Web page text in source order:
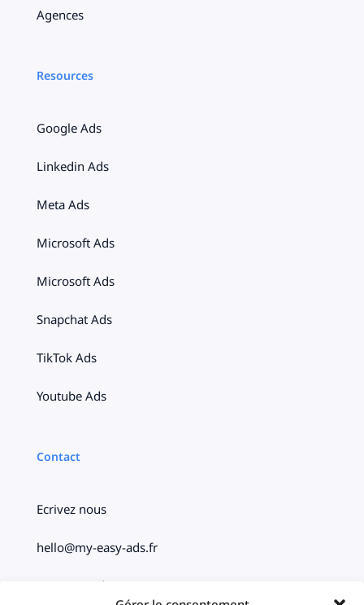
Agences
Resources
Google Ads
Linkedin Ads
Meta Ads
Microsoft Ads
Microsoft Ads
Snapchat Ads
TikTok Ads
Youtube Ads
Contact
Ecrivez nous
hello@my-easy-ads.fr
Paris – Bordeaux